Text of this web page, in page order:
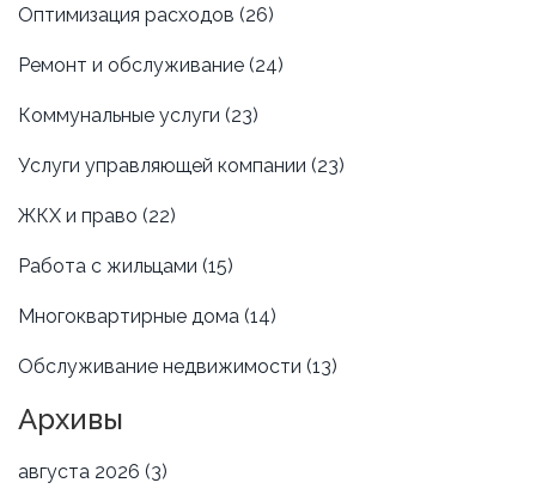
Оптимизация расходов (26)
Ремонт и обслуживание (24)
Коммунальные услуги (23)
Услуги управляющей компании (23)
ЖКХ и право (22)
Работа с жильцами (15)
Многоквартирные дома (14)
Обслуживание недвижимости (13)
Архивы
августа 2026 (3)